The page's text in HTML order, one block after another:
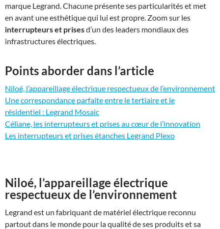
marque Legrand. Chacune présente ses particularités et met
en avant une esthétique qui lui est propre. Zoom sur les
interrupteurs et prisesd’un des leaders mondiaux des
infrastructures électriques.
Points aborder dans l’article
Niloé, l’appareillage électrique respectueux de l’environnement
Une correspondance parfaite entre le tertiaire et le
résidentiel : Legrand Mosaic
Céliane, les interrupteurs et prises au cœur de l’innovation
Les interrupteurs et prises étanches Legrand Plexo
Niloé, l’appareillage électrique
respectueux de l’environnement
Legrand est un fabriquant de matériel électrique reconnu
partout dans le monde pour la qualité de ses produits et sa